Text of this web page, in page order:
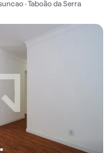
· Taboão da Serra